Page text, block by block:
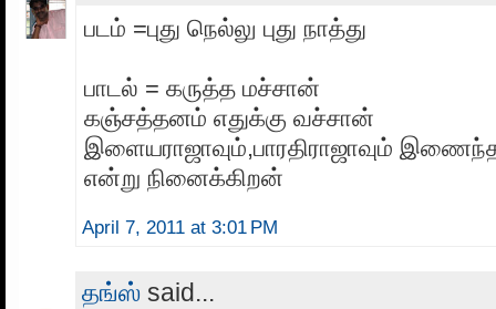
படம் =புது நெல்லு புது நாத்து
பாடல் = கருத்த மச்சான்
கஞ்சத்தனம் எதுக்கு வச்சான்
இளையராஜாவும்,பாரதிராஜாவும்
என்று நினைக்கிறன்
April 7, 2011 at 3:01 PM
தங்ஸ் said...